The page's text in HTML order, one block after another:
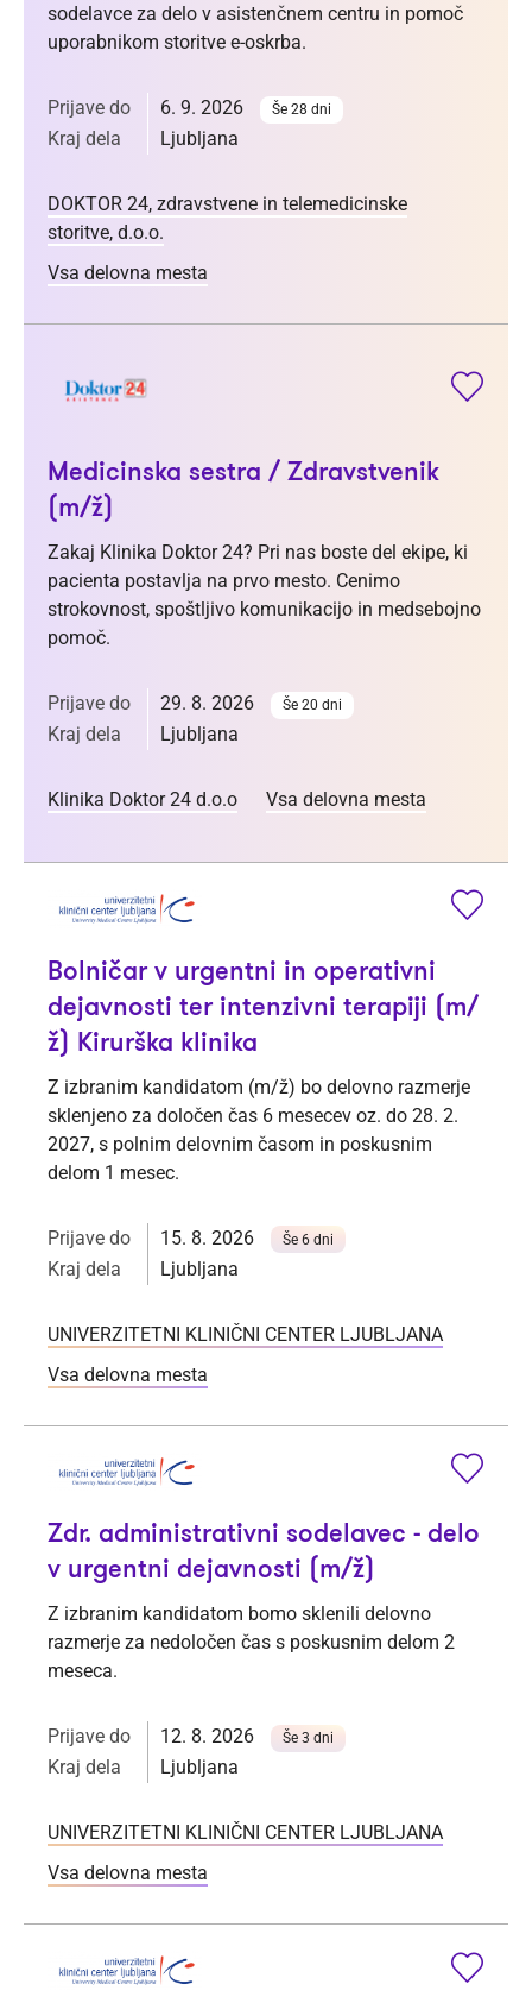
sodelavce za delo v asistenčnem centru in pomoč
uporabnikom storitve e-oskrba.
Prijave do 6. 9. 2026 Še 28 dni
Kraj dela Ljubljana
DOKTOR 24, zdravstvene in telemedicinske
storitve, d.o.o.
Vsa delovna mesta
Medicinska sestra / Zdravstvenik
(m/ž)
Zakaj Klinika Doktor 24? Pri nas boste del ekipe, ki
pacienta postavlja na prvo mesto. Cenimo
strokovnost, spoštljivo komunikacijo in medsebojno
pomoč.
Prijave do 29. 8. 2026 Še 20 dni
Kraj dela Ljubljana
Klinika Doktor 24 d.o.o Vsa delovna mesta
Bolničar v urgentni in operativni
dejavnosti ter intenzivni terapiji (m/
ž) Kirurška klinika
Z izbranim kandidatom (m/ž) bo delovno razmerje
sklenjeno za določen čas 6 mesecev oz. do 28. 2.
2027, s polnim delovnim časom in poskusnim
delom 1 mesec.
Prijave do 15. 8. 2026 Še 6 dni
Kraj dela Ljubljana
UNIVERZITETNI KLINIČNI CENTER LJUBLJANA
Vsa delovna mesta
Zdr. administrativni sodelavec - delo
v urgentni dejavnosti (m/ž)
Z izbranim kandidatom bomo sklenili delovno
razmerje za nedoločen čas s poskusnim delom 2
meseca.
Prijave do 12. 8. 2026 Še 3 dni
Kraj dela Ljubljana
UNIVERZITETNI KLINIČNI CENTER LJUBLJANA
Vsa delovna mesta